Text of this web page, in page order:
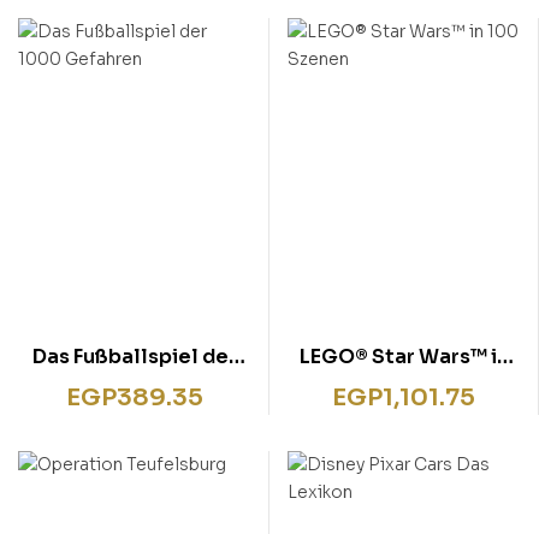
Das Fußballspiel der
1000 Gefahren
EGP389.35
LEGO® Star Wars™ in
100 Szenen
EGP1,101.75